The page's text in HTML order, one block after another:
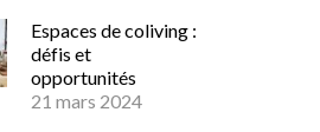
Espaces de coliving :
défis et
opportunités
21 mars 2024